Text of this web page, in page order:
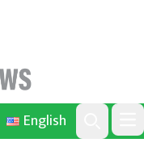
English
Search